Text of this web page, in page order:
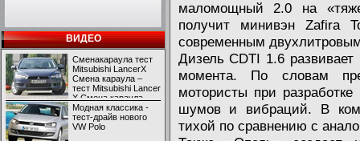
ВИДЕО
Сменакараула тест
Mitsubishi LancerX
Смена караула –
тест Mitsubishi Lancer
X Смена караула –
тест Mitsubishi Lancer
X
Модная классика -
тест-драйв нового
VW Polo
маломощный 2.0 на
получит минивэн Zafira
современным
Дизель CDTI 1.6
момента. По словам
мотористы при
шумов и вибраций. В
тихой по сравнению с